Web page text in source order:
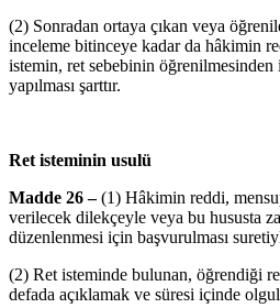
(2) Sonradan ortaya çıkan veya
inceleme bitinceye kadar da hâkimin
istemin, ret sebebinin
yapılması şarttır.
Ret isteminin usulü
Madde 26 –(1) Hâkimin reddi,
verilecek dilekçeyle veya bu hususta
düzenlenmesi için başvurulması
(2) Ret isteminde bulunan, öğrendiği
defada açıklamak ve süresi içinde